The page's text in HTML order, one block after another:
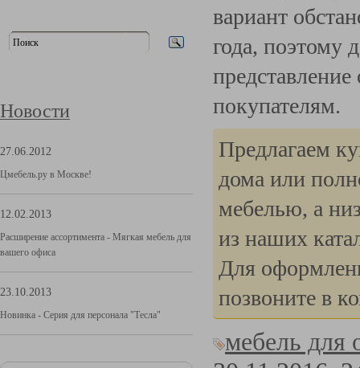
Новости
27.06.2012
Цмебель.ру в Москве!
12.02.2013
Расширение ассортимента - Мягкая мебель для
вашего офиса
23.10.2013
Новинка - Серия для персонала "Тесла"
вариант
года, поэтому
покупателям.
Предлагаем
дома или
мебелью, а
из наших
Для
позвоните в
мебель для